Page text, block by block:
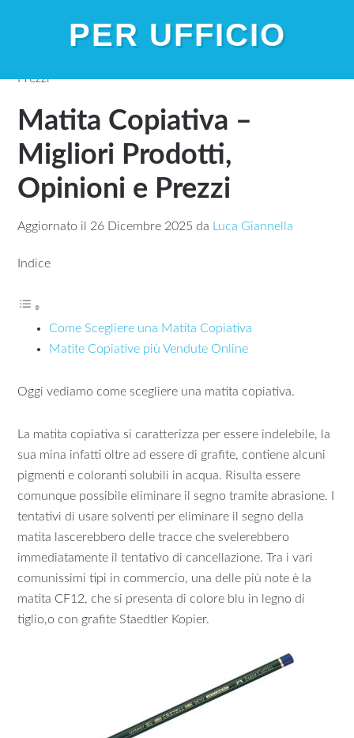
PER UFFICIO
Prezzi
Matita Copiativa –
Migliori Prodotti,
Opinioni e Prezzi
Aggiornato il 26 Dicembre 2025 da Luca Giannella
Indice
Come Scegliere una Matita Copiativa
Matite Copiative più Vendute Online
Oggi vediamo come scegliere una matita copiativa.
La matita copiativa si caratterizza per essere indelebile, la
sua mina infatti oltre ad essere di grafite, contiene alcuni
pigmenti e coloranti solubili in acqua. Risulta essere
comunque possibile eliminare il segno tramite abrasione. I
tentativi di usare solventi per eliminare il segno della
matita lascerebbero delle tracce che svelerebbero
immediatamente il tentativo di cancellazione. Tra i vari
comunissimi tipi in commercio, una delle più note è la
matita CF12, che si presenta di colore blu in legno di
tiglio,o con grafite Staedtler Kopier.